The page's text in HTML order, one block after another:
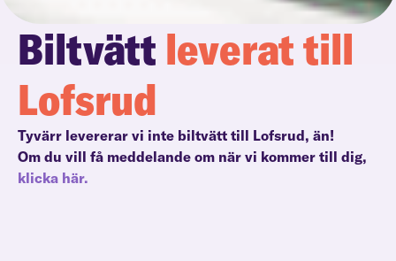
Biltvätt leverat till
Lofsrud
Tyvärr levererar vi inte biltvätt till Lofsrud, än!
Om du vill få meddelande om när vi kommer till dig,
klicka här.